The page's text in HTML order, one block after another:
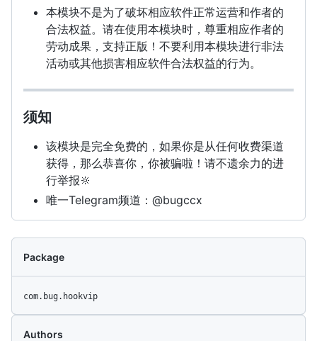
本模块不是为了破坏相应软件正常运营和作者的
合法权益。请在使用本模块时，尊重相应作者的
劳动成果，支持正版！不要利用本模块进行非法
活动或其他损害相应软件合法权益的行为。
须知
该模块是完全免费的，如果你是从任何收费渠道
获得，那么恭喜你，你被骗啦！请不遗余力的进
行举报🔆
唯一Telegram频道：@bugccx
Package
com.bug.hookvip
Authors